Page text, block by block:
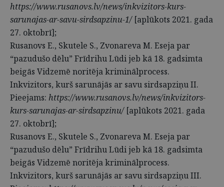
https://www.rusanovs.lv/news/inkvizitors-kurs-
sarunajas-ar-savu-sirdsapzinu-1/[aplūkots 2021. gada
27. oktobrī];
Rusanovs E., Skutele S., Zvonareva M. Eseja par
“pazudušo dēlu” Frīdrihu Lūdi jeb kā 18. gadsimta
beigās Vidzemē noritēja kriminālprocess.
Inkvizitors, kurš sarunājās ar savu sirdsapziņu II.
Pieejams: https://www.rusanovs.lv/news/inkvizitors-
kurs-sarunajas-ar-sirdsapzinu/[aplūkots 2021. gada
27. oktobrī];
Rusanovs E., Skutele S., Zvonareva M. Eseja par
“pazudušo dēlu” Frīdrihu Lūdi jeb kā 18. gadsimta
beigās Vidzemē noritēja kriminālprocess.
Inkvizitors, kurš sarunājās ar savu sirdsapziņu III.